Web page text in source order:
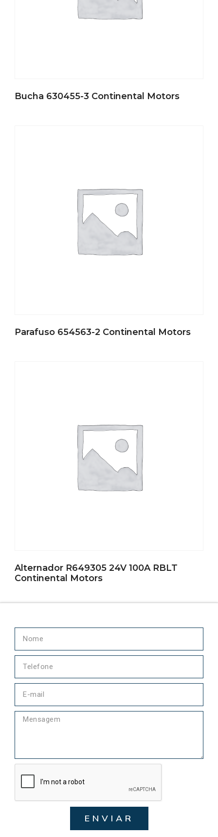
Bucha 630455-3 Continental Motors
Parafuso 654563-2 Continental Motors
Alternador R649305 24V 100A RBLT
Continental Motors
ENVIAR